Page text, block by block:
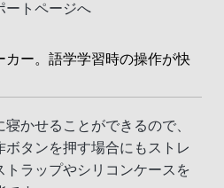
ートページへ
ー。語学学習時の操作が快
かせることができるので、
タンを押す場合にもストレ
トラップやシリコンケースを